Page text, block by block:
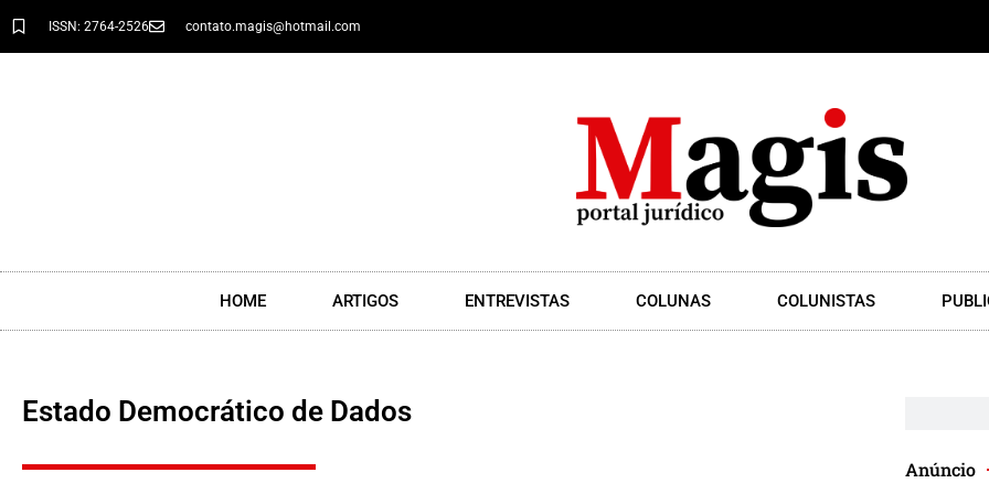
ISSN: 2764-2526 contato.magis@hotmail.com
HOME ARTIGOS ENTREVISTAS COLUNAS COLUNISTAS
Estado Democrático de Dados
Anúncio